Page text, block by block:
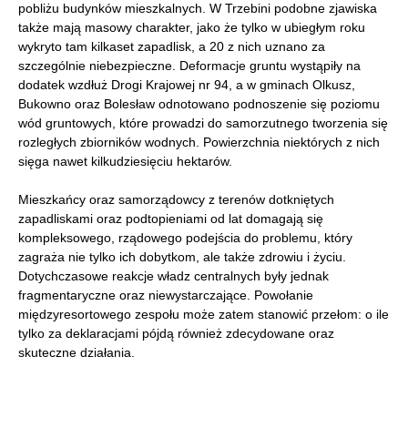
pobliżu budynków mieszkalnych. W Trzebini podobne zjawiska
także mają masowy charakter, jako że tylko w ubiegłym roku
wykryto tam kilkaset zapadlisk, a 20 z nich uznano za
szczególnie niebezpieczne. Deformacje gruntu wystąpiły na
dodatek wzdłuż Drogi Krajowej nr 94, a w gminach Olkusz,
Bukowno oraz Bolesław odnotowano podnoszenie się poziomu
wód gruntowych, które prowadzi do samorzutnego tworzenia się
rozległych zbiorników wodnych. Powierzchnia niektórych z nich
sięga nawet kilkudziesięciu hektarów.
Mieszkańcy oraz samorządowcy z terenów dotkniętych
zapadliskami oraz podtopieniami od lat domagają się
kompleksowego, rządowego podejścia do problemu, który
zagraża nie tylko ich dobytkom, ale także zdrowiu i życiu.
Dotychczasowe reakcje władz centralnych były jednak
fragmentaryczne oraz niewystarczające. Powołanie
międzyresortowego zespołu może zatem stanowić przełom: o ile
tylko za deklaracjami pójdą również zdecydowane oraz
skuteczne działania.